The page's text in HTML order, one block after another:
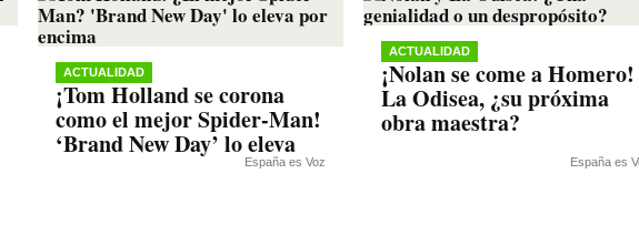
ACTUALIDAD
¡Tom Holland se corona
como el mejor Spider-Man!
‘Brand New Day’ lo eleva
España es Voz
ACTUALIDAD
¡Nolan se come a Homero!
La Odisea, ¿su próxima
obra maestra?
España es